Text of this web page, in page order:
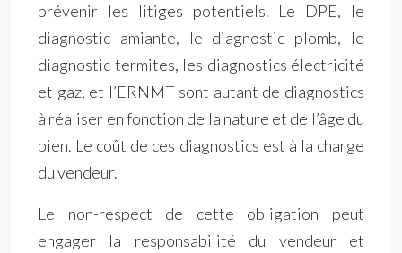
prévenir les litiges potentiels. Le DPE, le
diagnostic amiante, le diagnostic plomb, le
diagnostic termites, les diagnostics électricité
et gaz, et l’ERNMT sont autant de diagnostics
à réaliser en fonction de la nature et de l’âge du
bien. Le coût de ces diagnostics est à la charge
du vendeur.
Le non-respect de cette obligation peut
engager la responsabilité du vendeur et